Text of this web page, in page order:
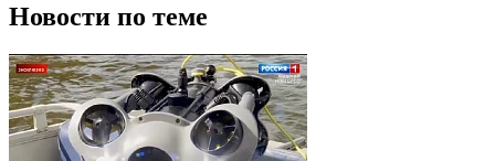
Новости по теме